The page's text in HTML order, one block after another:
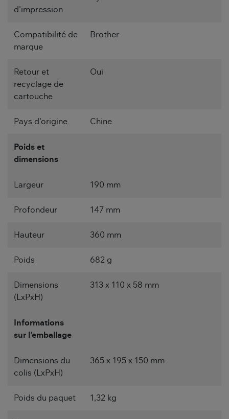
d'impression
Compatibilité de
marque
Brother
Retour et
recyclage de
cartouche
Oui
Pays d'origine Chine
Poids et
dimensions
Largeur 190 mm
Profondeur 147 mm
Hauteur 360 mm
Poids 682 g
Dimensions
(LxPxH)
313 x 110 x 58 mm
Informations
sur l'emballage
Dimensions du
colis (LxPxH)
365 x 195 x 150 mm
Poids du paquet 1,32 kg